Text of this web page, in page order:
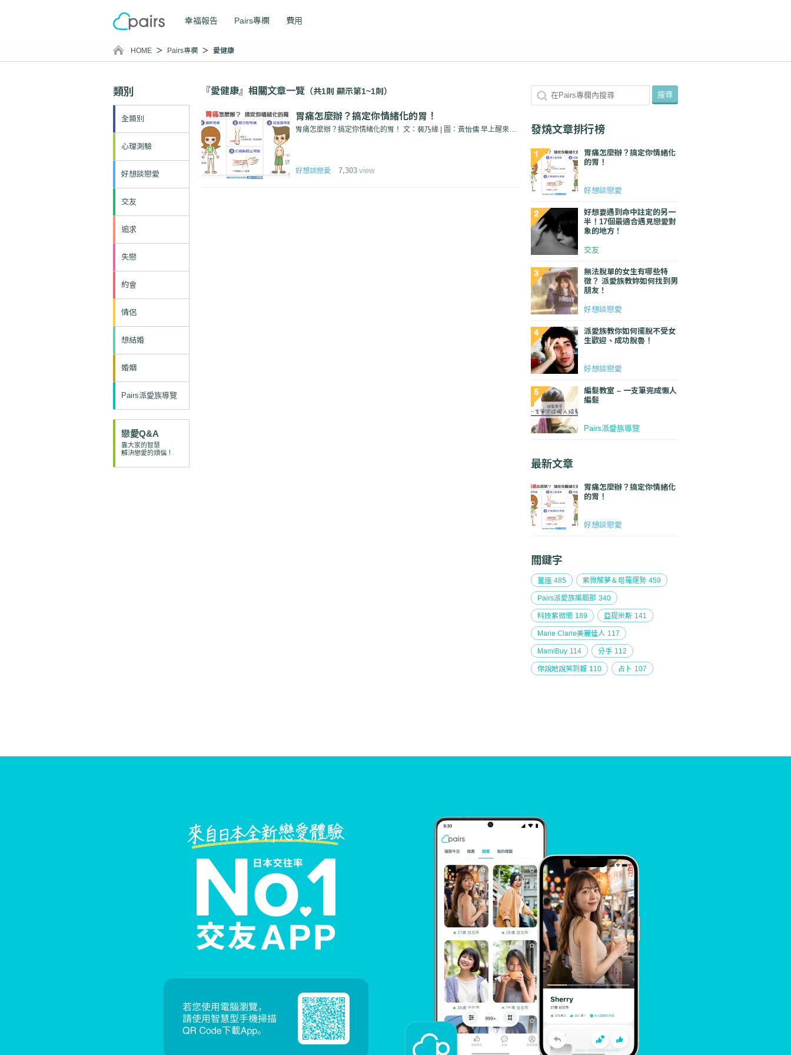
幸福報告 Pairs專欄 費用
HOME Pairs專欄 愛健康
類別
全類別
心理測驗
好想談戀愛
交友
追求
失戀
約會
情侶
想結婚
婚姻
Pairs派愛族導覽
戀愛Q&A
靠大家的智慧
解決戀愛的煩惱！
『愛健康』相關文章一覽 （共1則 顯示第1~1則）
胃痛怎麼辦？搞定你情緒化的胃！
胃痛怎麼辦？搞定你情緒化的胃！ 文：裴乃緣 | 圖：黃怡儒 早上醒來匆匆忙忙，早餐隨便吞兩口或直...
好想談戀愛 7,303 view
發燒文章排行榜
胃痛怎麼辦？搞定你情緒化
的胃！
好想談戀愛
好想要遇到命中註定的另一
半！17個最適合遇見戀愛對
象的地方！
交友
無法脫單的女生有哪些特
徵？ 派愛族教妳如何找到男
朋友！
好想談戀愛
派愛族教你如何擺脫不受女
生歡迎、成功脫魯！
好想談戀愛
編髮教室 – 一支筆完成懶人
編髮
Pairs派愛族導覽
最新文章
胃痛怎麼辦？搞定你情緒化
的胃！
好想談戀愛
關鍵字
星座 485 紫微解夢＆塔羅運勢 459
Pairs派愛族編輯部 340
科技紫微網 189 亞提米斯 141
Marie Clarie美麗佳人 117
MamiBuy 114 分手 112
你說她說笑到報 110 占卜 107